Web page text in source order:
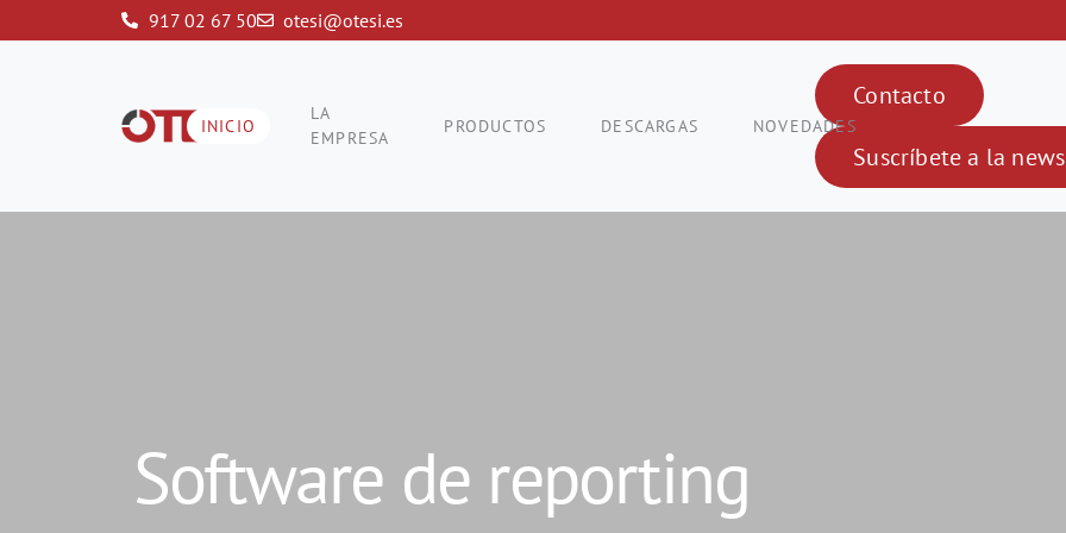
917 02 67 50 otesi@otesi.es
INICIO
LA
EMPRESA
PRODUCTOS DESCARGAS NOVEDADES
Contacto
Suscríbete a la
Software de reporting